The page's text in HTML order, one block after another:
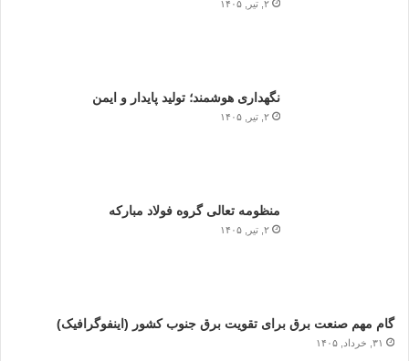
۲, تیر, ۱۴۰۵
نگهداری هوشمند؛ تولید پایدار و ایمن
۲, تیر, ۱۴۰۵
منظومه تعالی گروه فولاد مبارکه
۲, تیر, ۱۴۰۵
گام مهم صنعت برق برای تقویت برق جنوب کشور (اینفوگرافیک)
۳۱, خرداد, ۱۴۰۵